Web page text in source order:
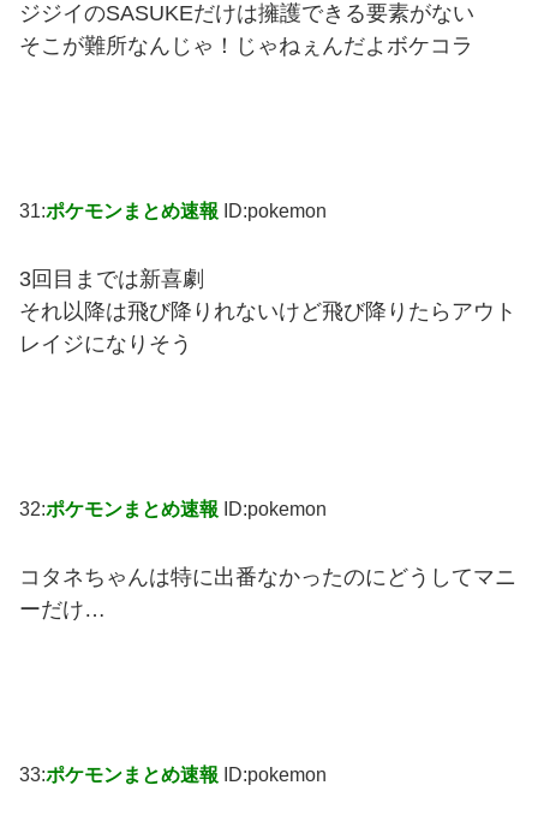
ジジイのSASUKEだけは擁護できる要素がない
そこが難所なんじゃ！じゃねぇんだよボケコラ
31:ポケモンまとめ速報 ID:pokemon
3回目までは新喜劇
それ以降は飛び降りれないけど飛び降りたらアウト
レイジになりそう
32:ポケモンまとめ速報 ID:pokemon
コタネちゃんは特に出番なかったのにどうしてマニ
ーだけ…
33:ポケモンまとめ速報 ID:pokemon